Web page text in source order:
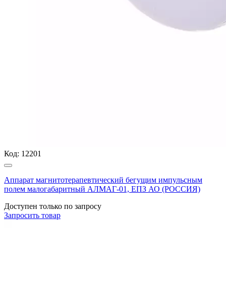
Код: 12201
Аппарат магнитотерапевтический бегущим импульсным
полем малогабаритный АЛМАГ-01, ЕПЗ АО (РОССИЯ)
Доступен только по запросу
Запросить товар